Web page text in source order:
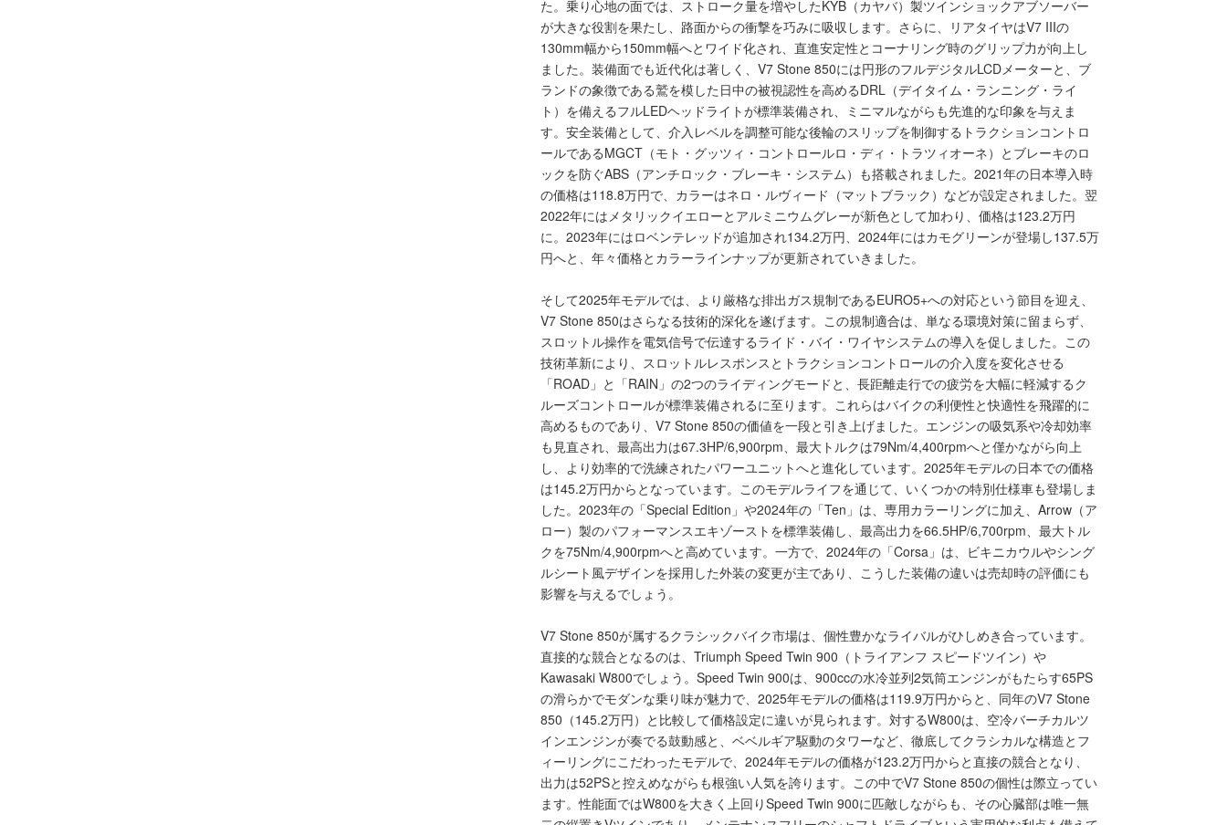
た。乗り心地の面では、ストローク量を増やしたKYB（カヤバ）製ツインショックアブソーバー
が大きな役割を果たし、路面からの衝撃を巧みに吸収します。さらに、リアタイヤはV7 IIIの
130mm幅から150mm幅へとワイド化され、直進安定性とコーナリング時のグリップ力が向上し
ました。装備面でも近代化は著しく、V7 Stone 850には円形のフルデジタルLCDメーターと、ブ
ランドの象徴である鷲を模した日中の被視認性を高めるDRL（デイタイム・ランニング・ライ
ト）を備えるフルLEDヘッドライトが標準装備され、ミニマルながらも先進的な印象を与えま
す。安全装備として、介入レベルを調整可能な後輪のスリップを制御するトラクションコントロ
ールであるMGCT（モト・グッツィ・コントロールロ・ディ・トラツィオーネ）とブレーキのロ
ックを防ぐABS（アンチロック・ブレーキ・システム）も搭載されました。2021年の日本導入時
の価格は118.8万円で、カラーはネロ・ルヴィード（マットブラック）などが設定されました。翌
2022年にはメタリックイエローとアルミニウムグレーが新色として加わり、価格は123.2万円
に。2023年にはロベンテレッドが追加され134.2万円、2024年にはカモグリーンが登場し137.5万
円へと、年々価格とカラーラインナップが更新されていきました。
そして2025年モデルでは、より厳格な排出ガス規制であるEURO5+への対応という節目を迎え、
V7 Stone 850はさらなる技術的深化を遂げます。この規制適合は、単なる環境対策に留まらず、
スロットル操作を電気信号で伝達するライド・バイ・ワイヤシステムの導入を促しました。この
技術革新により、スロットルレスポンスとトラクションコントロールの介入度を変化させる
「ROAD」と「RAIN」の2つのライディングモードと、長距離走行での疲労を大幅に軽減するク
ルーズコントロールが標準装備されるに至ります。これらはバイクの利便性と快適性を飛躍的に
高めるものであり、V7 Stone 850の価値を一段と引き上げました。エンジンの吸気系や冷却効率
も見直され、最高出力は67.3HP/6,900rpm、最大トルクは79Nm/4,400rpmへと僅かながら向上
し、より効率的で洗練されたパワーユニットへと進化しています。2025年モデルの日本での価格
は145.2万円からとなっています。このモデルライフを通じて、いくつかの特別仕様車も登場しま
した。2023年の「Special Edition」や2024年の「Ten」は、専用カラーリングに加え、Arrow（ア
ロー）製のパフォーマンスエキゾーストを標準装備し、最高出力を66.5HP/6,700rpm、最大トル
クを75Nm/4,900rpmへと高めています。一方で、2024年の「Corsa」は、ビキニカウルやシング
ルシート風デザインを採用した外装の変更が主であり、こうした装備の違いは売却時の評価にも
影響を与えるでしょう。
V7 Stone 850が属するクラシックバイク市場は、個性豊かなライバルがひしめき合っています。
直接的な競合となるのは、Triumph Speed Twin 900（トライアンフ スピードツイン）や
Kawasaki W800でしょう。Speed Twin 900は、900ccの水冷並列2気筒エンジンがもたらす65PS
の滑らかでモダンな乗り味が魅力で、2025年モデルの価格は119.9万円からと、同年のV7 Stone
850（145.2万円）と比較して価格設定に違いが見られます。対するW800は、空冷バーチカルツ
インエンジンが奏でる鼓動感と、ベベルギア駆動のタワーなど、徹底してクラシカルな構造とフ
ィーリングにこだわったモデルで、2024年モデルの価格が123.2万円からと直接の競合となり、
出力は52PSと控えめながらも根強い人気を誇ります。この中でV7 Stone 850の個性は際立ってい
ます。性能面ではW800を大きく上回りSpeed Twin 900に匹敵しながらも、その心臓部は唯一無